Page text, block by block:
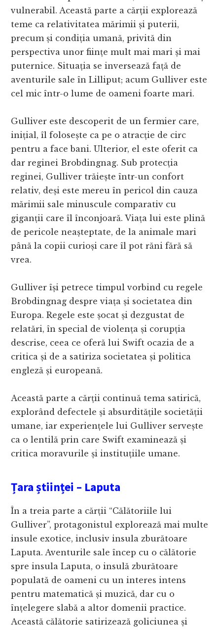
vulnerabil. Această parte a cărții explorează
teme ca relativitatea mărimii și puterii,
precum și condiția umană, privită din
perspectiva unor ființe mult mai mari și mai
puternice. Situația se inversează față de
aventurile sale în Lilliput; acum Gulliver este
cel mic într-o lume de oameni foarte mari.
Gulliver este descoperit de un fermier care,
inițial, îl folosește ca pe o atracție de circ
pentru a face bani. Ulterior, el este oferit ca
dar reginei Brobdingnag. Sub protecția
reginei, Gulliver trăiește într-un confort
relativ, deși este mereu în pericol din cauza
mărimii sale minuscule comparativ cu
giganții care îl înconjoară. Viața lui este plină
de pericole neașteptate, de la animale mari
până la copii curioși care îl pot răni fără să
vrea.
Gulliver își petrece timpul vorbind cu regele
Brobdingnag despre viața și societatea din
Europa. Regele este șocat și dezgustat de
relatări, în special de violența și corupția
descrise, ceea ce oferă lui Swift ocazia de a
critica și de a satiriza societatea și politica
engleză și europeană.
Această parte a cărții continuă tema satirică,
explorând defectele și absurditățile societății
umane, iar experiențele lui Gulliver servește
ca o lentilă prin care Swift examinează și
critica moravurile și instituțiile umane.
Țara științei – Laputa
În a treia parte a cărții “Călătoriile lui
Gulliver”, protagonistul explorează mai multe
insule exotice, inclusiv insula zburătoare
Laputa. Aventurile sale încep cu o călătorie
spre insula Laputa, o insulă zburătoare
populată de oameni cu un interes intens
pentru matematică și muzică, dar cu o
înțelegere slabă a altor domenii practice.
Această călătorie satirizează goliciunea și